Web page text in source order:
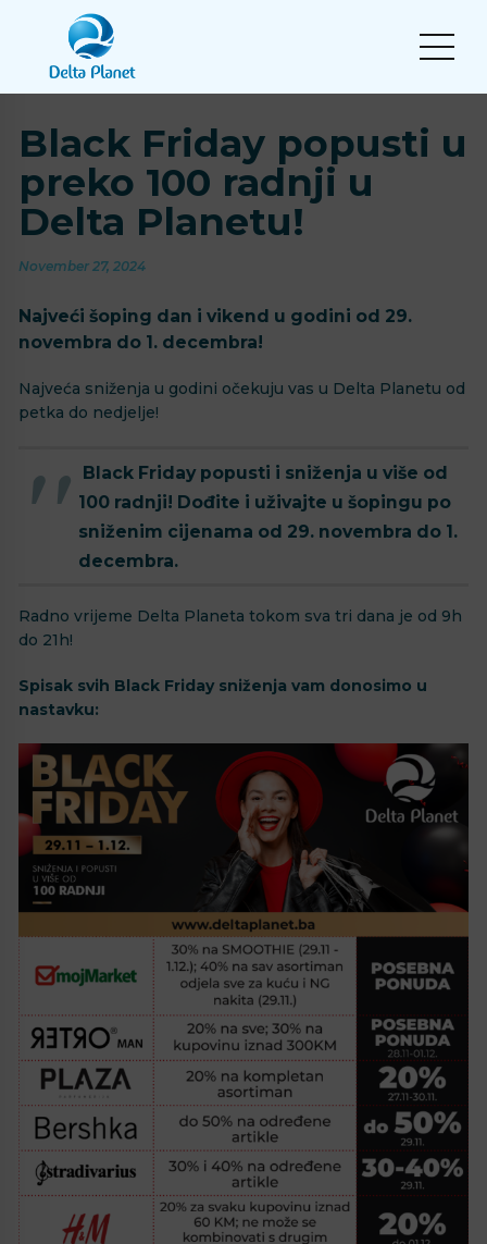
Black Friday popusti u
preko 100 radnji u
Delta Planetu!
November 27, 2024
Najveći šoping dan i vikend u godini od 29.
novembra do 1. decembra!
Najveća sniženja u godini očekuju vas u Delta Planetu od
petka do nedjelje!
Black Friday popusti i sniženja u više od
100 radnji! Dođite i uživajte u šopingu po
sniženim cijenama od 29. novembra do 1.
decembra.
Radno vrijeme Delta Planeta tokom sva tri dana je od 9h
do 21h!
Spisak svih Black Friday sniženja vam donosimo u
nastavku: